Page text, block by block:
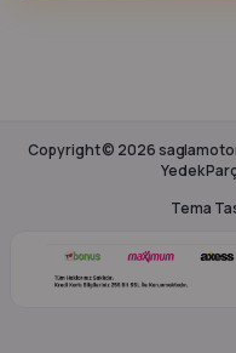
Copyright © 2026
Yedek
Tema